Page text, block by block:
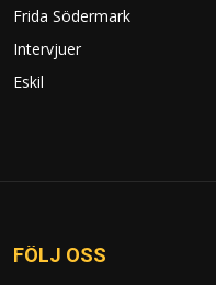
Frida Södermark
Intervjuer
Eskil
FÖLJ OSS